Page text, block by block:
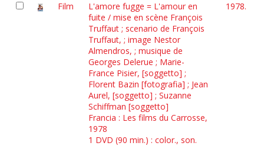
Film
L'amore fugge = L'amour en
fuite / mise en scène François
Truffaut ; scenario de François
Truffaut, ; image Nestor
Almendros, ; musique de
Georges Delerue ; Marie-
France Pisier, [soggetto] ;
Florent Bazin [fotografia] ; Jean
Aurel, [soggetto] ; Suzanne
Schiffman [soggetto]
Francia : Les films du Carrosse,
1978
1 DVD (90 min.) : color., son.
1978.